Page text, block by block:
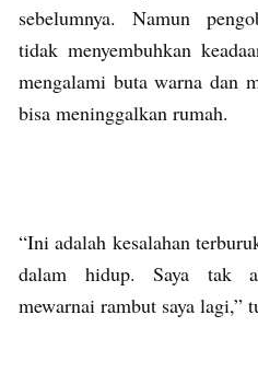
sebelumnya. Namun
tidak menyembuhkan
mengalami buta warna dan
bisa meninggalkan rumah.
“Ini adalah kesalahan
dalam hidup. Saya tak
mewarnai rambut saya lagi,”